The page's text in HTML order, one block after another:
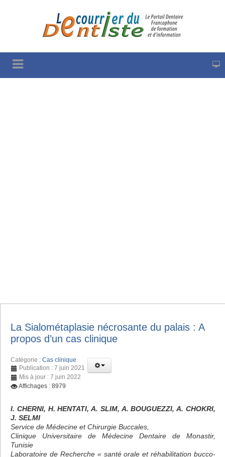
La Sialométaplasie nécrosante du palais : A
propos d’un cas clinique
Catégorie : Cas clinique
Publication : 7 juin 2021
Mis à jour : 7 juin 2022
Affichages : 8979
I. CHERNI, H. HENTATI, A. SLIM, A. BOUGUEZZI, A. CHOKRI,
J. SELMI
Service de Médecine et Chirurgie Buccales,
Clinique Universitaire de Médecine Dentaire de Monastir,
Tunisie
Laboratoire de Recherche « santé orale et réhabilitation bucco-